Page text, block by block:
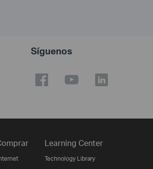
Síguenos
Learning Center
Technology Library